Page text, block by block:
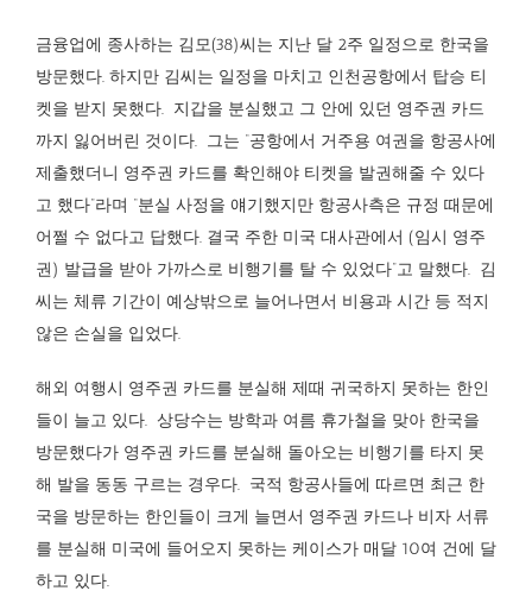
금융업에 종사하는 김모(38)씨는 지난 달 2주 일정으로 한국을
방문했다. 하지만 김씨는 일정을 마치고 인천공항에서 탑승 티
켓을 받지 못했다. 지갑을 분실했고 그 안에 있던 영주권 카드
까지 잃어버린 것이다. 그는 “공항에서 거주용 여권을 항공사에
제출했더니 영주권 카드를 확인해야 티켓을 발권해줄 수 있다
고 했다”라며 “분실 사정을 얘기했지만 항공사측은 규정 때문에
어쩔 수 없다고 답했다. 결국 주한 미국 대사관에서 (임시 영주
권) 발급을 받아 가까스로 비행기를 탈 수 있었다”고 말했다. 김
씨는 체류 기간이 예상밖으로 늘어나면서 비용과 시간 등 적지
않은 손실을 입었다.
해외 여행시 영주권 카드를 분실해 제때 귀국하지 못하는 한인
들이 늘고 있다. 상당수는 방학과 여름 휴가철을 맞아 한국을
방문했다가 영주권 카드를 분실해 돌아오는 비행기를 타지 못
해 발을 동동 구르는 경우다. 국적 항공사들에 따르면 최근 한
국을 방문하는 한인들이 크게 늘면서 영주권 카드나 비자 서류
를 분실해 미국에 들어오지 못하는 케이스가 매달 10여 건에 달
하고 있다.